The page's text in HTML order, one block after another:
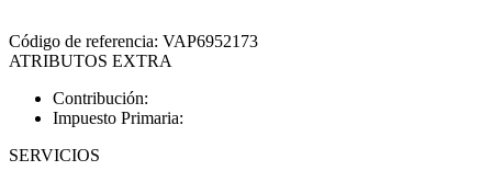
Código de referencia: VAP6952173
ATRIBUTOS EXTRA
Contribución:
Impuesto Primaria:
SERVICIOS